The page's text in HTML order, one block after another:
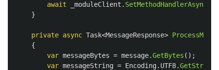
await
_moduleClient . SetMethodHandlerAsync
}
private async Task<MessageResponse>
{
var messageBytes = message.GetBytes ();
var messageString = Encoding. UTF8.GetString